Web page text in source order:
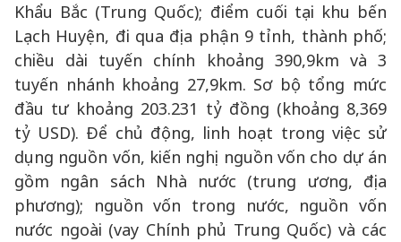
Khẩu Bắc (Trung Quốc); điểm cuối tại khu bến
Lạch Huyện, đi qua địa phận 9 tỉnh, thành phố;
chiều dài tuyến chính khoảng 390,9km và 3
tuyến nhánh khoảng 27,9km. Sơ bộ tổng mức
đầu tư khoảng 203.231 tỷ đồng (khoảng 8,369
tỷ USD). Để chủ động, linh hoạt trong việc sử
dụng nguồn vốn, kiến nghị nguồn vốn cho dự án
gồm ngân sách Nhà nước (trung ương, địa
phương); nguồn vốn trong nước, nguồn vốn
nước ngoài (vay Chính phủ Trung Quốc) và các